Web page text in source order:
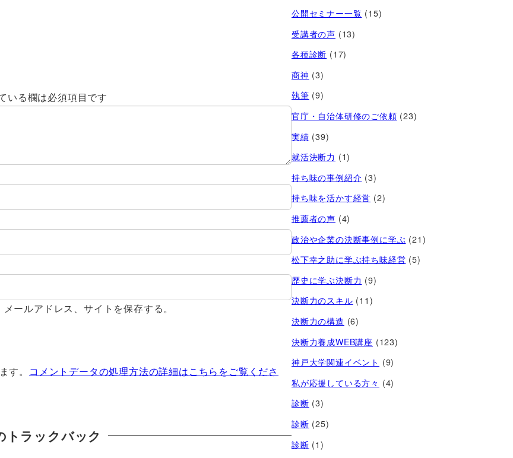
いる欄は必須項目です
ールアドレス、サイトを保存する。
す。 コメントデータの処理方法の詳細はこちらをご覧くださ
トラックバック
公開セミナー一覧 (15)
受講者の声 (13)
各種診断 (17)
商神 (3)
執筆 (9)
官庁・自治体研修のご依頼 (23)
実績 (39)
就活決断力 (1)
持ち味の事例紹介 (3)
持ち味を活かす経営​ (2)
推薦者の声 (4)
政治や企業の決断事例に学ぶ (21)
松下幸之助に学ぶ持ち味経営 (5)
歴史に学ぶ決断力 (9)
決断力のスキル (11)
決断力の構造 (6)
決断力養成WEB講座 (123)
神戸大学関連イベント (9)
私が応援している方々 (4)
診断 (3)
診断 (25)
診断 (1)